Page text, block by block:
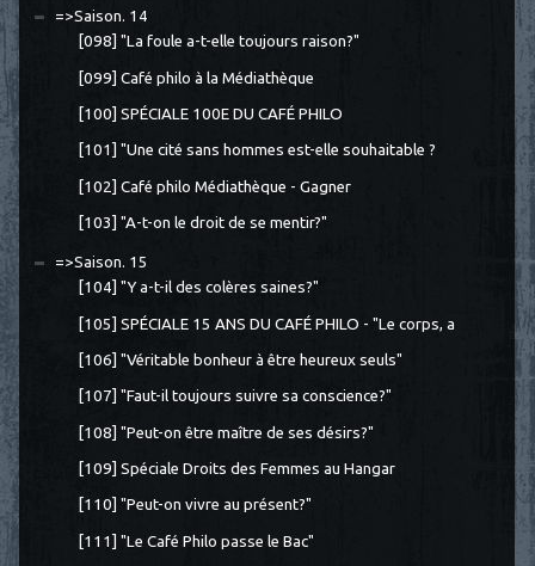
=>Saison. 14
[098] "La foule a-t-elle toujours raison?"
[099] Café philo à la Médiathèque
[100] SPÉCIALE 100E DU CAFÉ PHILO
[101] "Une cité sans hommes est-elle souhaitable ?
[102] Café philo Médiathèque - Gagner
[103] "A-t-on le droit de se mentir?"
=>Saison. 15
[104] "Y a-t-il des colères saines?"
[105] SPÉCIALE 15 ANS DU CAFÉ PHILO - "Le corps, a
[106] "Véritable bonheur à être heureux seuls"
[107] "Faut-il toujours suivre sa conscience?"
[108] "Peut-on être maître de ses désirs?"
[109] Spéciale Droits des Femmes au Hangar
[110] "Peut-on vivre au présent?"
[111] "Le Café Philo passe le Bac"